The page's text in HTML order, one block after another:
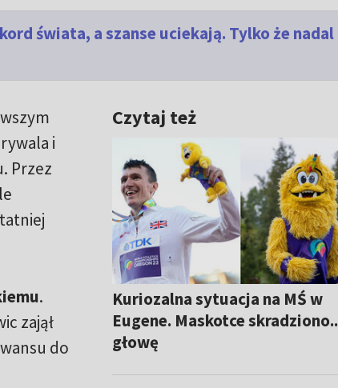
świata, a szanse uciekają. Tylko że nadal
Czytaj też
Kuriozalna sytuacja na MŚ w
Eugene. Maskotce
głowę
i
Przez
.
zajął
do